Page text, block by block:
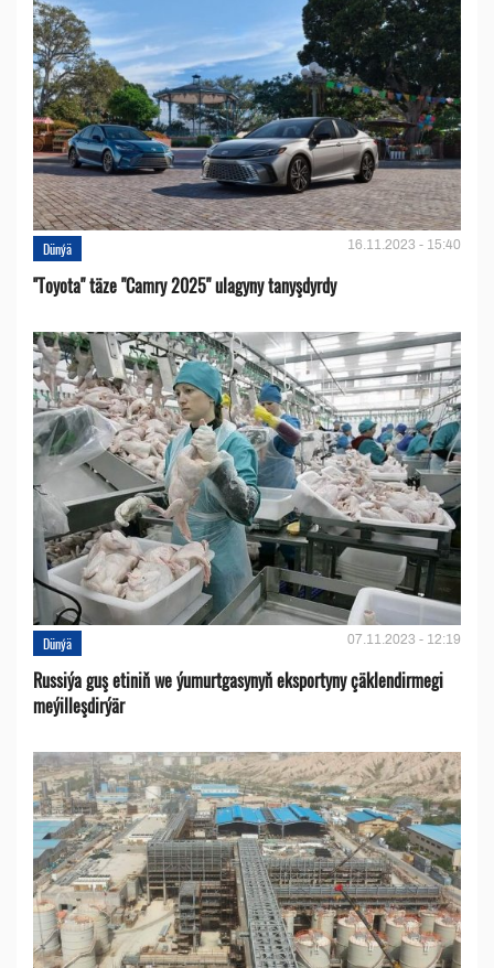
Dünýä 16.11.2023 - 15:40
''Toyota" täze "Camry 2025" ulagyny tanyşdyrdy
Dünýä 07.11.2023 - 12:19
Russiýa guş etiniň we ýumurtgasynyň eksportyny çäklendirmegi
meýilleşdirýär